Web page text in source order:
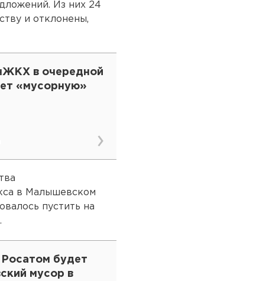
Из них 24
и отклонены,
в очередной
«мусорную»
в Малышевском
пустить на
будет
мусор в